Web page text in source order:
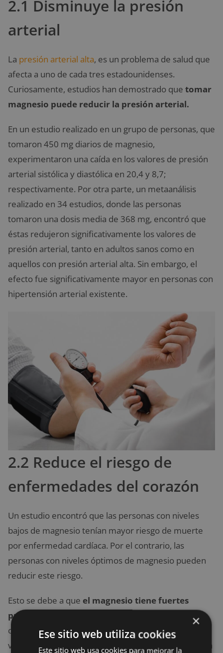
2.1 Disminuye la presión
arterial
La presión arterial alta, es un problema de salud que
afecta a uno de cada tres estadounidenses.
Curiosamente, estudios han demostrado que tomar
magnesio puede reducir la presión arterial.
En un estudio realizado en un grupo de personas, que
tomaron 450 mg diarios de magnesio,
experimentaron una caída en los valores de presión
arterial sistólica y diastólica en 20,4 y 8,7;
respectivamente. Por otra parte, un metaanálisis
realizado en 34 estudios, donde las personas
tomaron una dosis media de 368 mg, encontró que
éstas redujeron significativamente los valores de
presión arterial, tanto en adultos sanos como en
aquellos con presión arterial alta. Sin embargo, el
efecto fue significativamente mayor en personas con
hipertensión arterial existente.
2.2 Reduce el riesgo de
enfermedades del corazón
Un estudio encontró que las personas con niveles
bajos de magnesio tenían mayor riesgo de muerte
por enfermedad cardíaca. Por el contrario, las
personas con niveles óptimos de magnesio pueden
reducir este riesgo.
Esto se debe a que el magnesio tiene fuertes
propiedades antiinflamatorias
, lo que prevé la
coagulación de la sangre y puede ayudar a que los
vasos sanguíneos se relajen para disminuir la presión
×
Ese sitio web utiliza cookies
Este sitio web usa cookies para mejorar la